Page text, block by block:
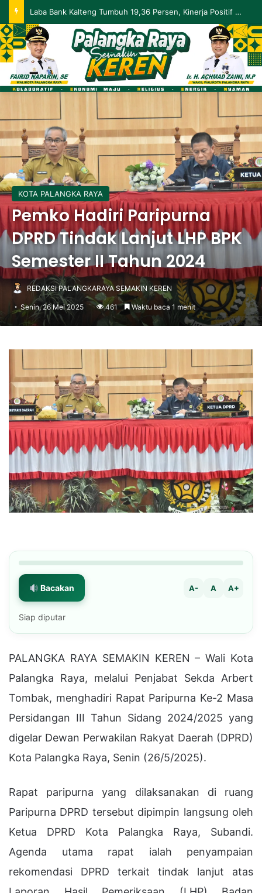
Laba Bank Kalteng Tumbuh 19,36 Persen, Kinerja Positif Berlanjut hingga Mei 2026
KOTA PALANGKA RAYA
Pemko Hadiri Paripurna
DPRD Tindak Lanjut LHP BPK
Semester II Tahun 2024
REDAKSI PALANGKARAYA SEMAKIN KEREN
Senin, 26 Mei 2025 461 Waktu baca 1 menit
Bacakan A- A A+
Siap diputar
PALANGKA RAYA SEMAKIN KEREN – Wali Kota
Palangka Raya, melalui Penjabat Sekda Arbert
Tombak, menghadiri Rapat Paripurna Ke-2 Masa
Persidangan III Tahun Sidang 2024/2025 yang
digelar Dewan Perwakilan Rakyat Daerah (DPRD)
Kota Palangka Raya, Senin (26/5/2025).
Rapat paripurna yang dilaksanakan di ruang
Paripurna DPRD tersebut dipimpin langsung oleh
Ketua DPRD Kota Palangka Raya, Subandi.
Agenda utama rapat ialah penyampaian
rekomendasi DPRD terkait tindak lanjut atas